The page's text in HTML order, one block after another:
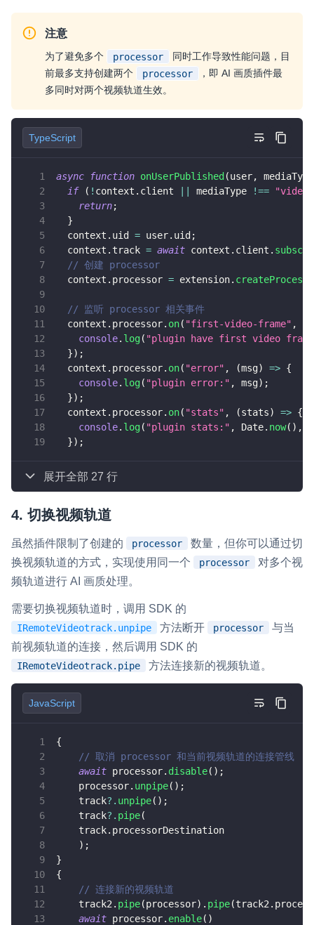
注意
为了避免多个 processor
同时工作导致性能问题，目
前最多支持创建两个
processor
，即 AI 画质插件最
多同时对两个视频轨道生效。
TypeScript
async function onUserPublished(user,
mediaType
if
( ! context . client || mediaType !==
"video"
return;
}
  context
. uid = user. uid;
  context
. track = await context . client .
// 创建 processor
  context
. processor = extension.
// 监听 processor 相关事件
  context
. processor. on( "first-video-frame" ,
console. log( "plugin have first video
}) ;
  context
. processor. on( "error" , (msg) => {
console. log( "plugin error:" , msg) ;
}) ;
  context
. processor. on( "stats" , (stats) => {
console. log( "plugin stats:" , Date. now( ) ,
}) ;
展开全部 27 行
4. 切换视频轨道
虽然插件限制了创建的 processor
数量，但你可以通过切
换视频轨道的方式，实现使用同一个
processor
对多个视
频轨道进行 AI 画质处理。
需要切换视频轨道时，调用 SDK 的
IRemoteVideotrack.unpipe 方法断开 processor
与当
前视频轨道的连接，然后调用 SDK 的
IRemoteVideotrack.pipe 方法连接新的视频轨道。
JavaScript
{
// 取消 processor 和当前视频轨道的连接管线
await processor. disable( ) ;
    processor
. unpipe( ) ;
    track
?. unpipe( ) ;
    track
?. pipe(
    track
. processorDestination
) ;
}
{
// 连接新的视频轨道
    track2
. pipe(processor) . pipe(track2 .
await processor. enable( )